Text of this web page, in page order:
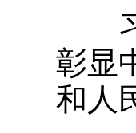
习
彰显
和人